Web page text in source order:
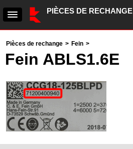
PIÈCES DE RECHANGE
Pièces de rechange > Fein >
Fein ABLS1.6E